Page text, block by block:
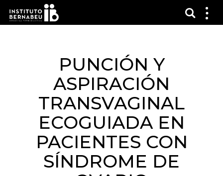
PUNCIÓN Y
ASPIRACIÓN
TRANSVAGINAL
ECOGUIADA EN
PACIENTES CON
SÍNDROME DE